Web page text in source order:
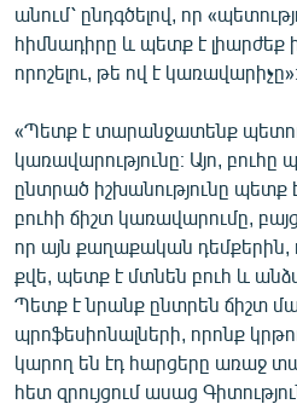
անում՝ ընդգծելով, որ
հիմնադիրը և պետք է լիարժեք
որոշելու, թե ով է կառավարիչը»։
«Պետք է տարանջատենք
կառավարությունը։ Այո, բուհը
ընտրած իշխանությունը
բուհի ճիշտ կառավարումը,
որ այն քաղաքական դեմքերին,
քվե, պետք է մտնեն բուհ և
Պետք է նրանք ընտրեն ճիշտ
պրոֆեսիոնալների, որոնք
կարող են էդ հարցերը առաջ
հետ զրույցում ասաց